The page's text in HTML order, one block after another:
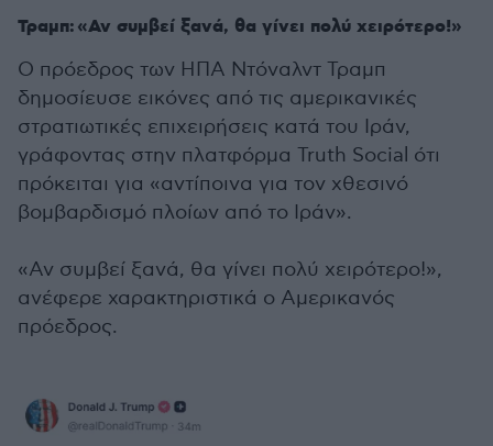
Τραμπ: «Αν συμβεί ξανά, θα γίνει πολύ χειρότερο!»
Ο πρόεδρος των ΗΠΑ Ντόναλντ Τραμπ
δημοσίευσε εικόνες από τις αμερικανικές
στρατιωτικές επιχειρήσεις κατά του Ιράν,
γράφοντας στην πλατφόρμα Truth Social ότι
πρόκειται για «αντίποινα για τον χθεσινό
βομβαρδισμό πλοίων από το Ιράν».
«Αν συμβεί ξανά, θα γίνει πολύ χειρότερο!»,
ανέφερε χαρακτηριστικά ο Αμερικανός
πρόεδρος.